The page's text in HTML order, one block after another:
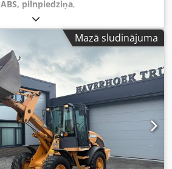
ABS, pilnpiedziņa,
Mazā sludinājuma